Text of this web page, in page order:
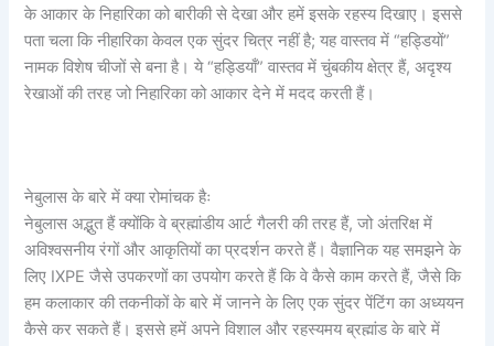
के आकार के निहारिका को बारीकी से देखा और हमें इसके रहस्य दिखाए। इससे
पता चला कि नीहारिका केवल एक सुंदर चित्र नहीं है; यह वास्तव में “हड्डियों”
नामक विशेष चीजों से बना है। ये “हड्डियाँ” वास्तव में चुंबकीय क्षेत्र हैं, अदृश्य
रेखाओं की तरह जो निहारिका को आकार देने में मदद करती हैं।
नेबुलास के बारे में क्या रोमांचक हैः
नेबुलास अद्भुत हैं क्योंकि वे ब्रह्मांडीय आर्ट गैलरी की तरह हैं, जो अंतरिक्ष में
अविश्वसनीय रंगों और आकृतियों का प्रदर्शन करते हैं। वैज्ञानिक यह समझने के
लिए IXPE जैसे उपकरणों का उपयोग करते हैं कि वे कैसे काम करते हैं, जैसे कि
हम कलाकार की तकनीकों के बारे में जानने के लिए एक सुंदर पेंटिंग का अध्ययन
कैसे कर सकते हैं। इससे हमें अपने विशाल और रहस्यमय ब्रह्मांड के बारे में